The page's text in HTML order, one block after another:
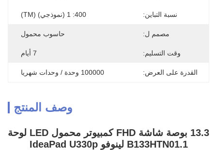
نسبة التباين: 400: 1 (نموذجي) (TM)
مصمم ل: حاسوب محمول
وقت التسليم: 7 أيام
القدرة على العرض: 100000 وحدة / وحدات شهريا
وصف المنتج
13.3 بوصة شاشة FHD كمبيوتر محمول LED لوحة
B133HTN01.1 لينوفو IdeaPad U330p